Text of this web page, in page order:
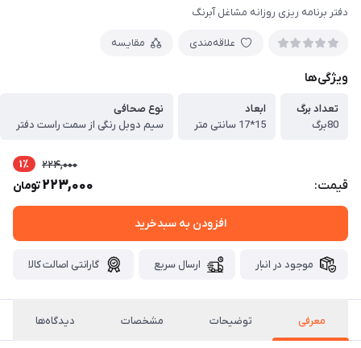
دفتر برنامه ریزی روزانه مشاغل آبرنگ
علاقه‌مندی مقایسه
ویژگی‌ها
تعداد برگ
80برگ
ابعاد
15*17 سانتی متر
نوع صحافی
سیم دوبل رنگی از سمت راست دفتر
قیمت:
224,000 1٪
223,000تومان
افزودن به سبدخرید
موجود در انبار ارسال سریع گارانتی اصالت کالا
معرفی توضیحات مشخصات دیدگاه‌ها